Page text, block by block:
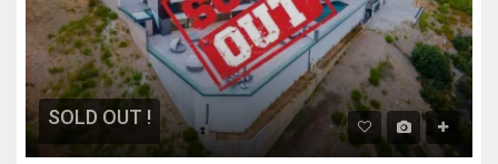
SOLD OUT !